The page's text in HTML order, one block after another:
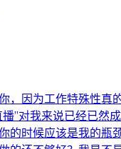
，因为工作特殊性真
”对我来说已经已然
的时候应该是我的瓶